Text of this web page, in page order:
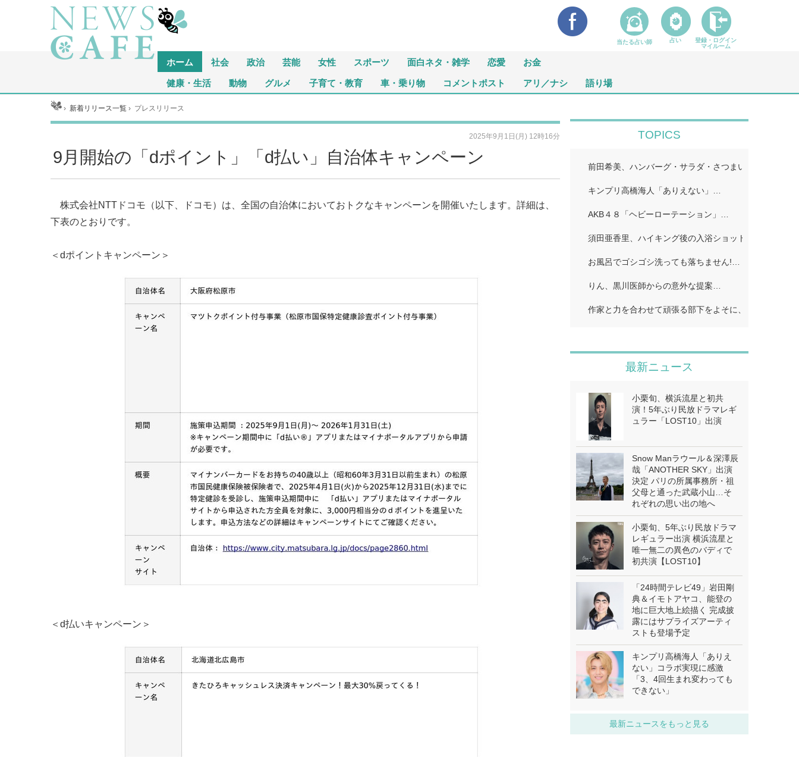
ホーム 社会 政治 芸能 女性 スポーツ 面白ネタ・雑学 恋愛 お金
健康・生活 動物 グルメ 子育て・教育 車・乗り物 コメントポスト アリ／ナシ 語り場
ホーム ›新着リリース一覧 › プレスリリース
9月開始の「dポイント」「d払い」自治体キャンペーン
2025年9月1日(月) 12時16分
株式会社NTTドコモ（以下、ドコモ）は、全国の自治体においておトクなキャンペーンを開催いたします。詳細は、
下表のとおりです。
＜dポイントキャンペーン＞
＜d払いキャンペーン＞
TOPICS
前田希美、ハンバーグ・サラダ・さつまいものカナッ
キンプリ高橋海人「ありえない」…
AKB４８「ヘビーローテーション」…
須田亜香里、ハイキング後の入浴ショット公開「ドキ
お風呂でゴシゴシ洗っても落ちません!…
りん、黒川医師からの意外な提案…
作家と力を合わせて頑張る部下をよそに、上司は陰で
最新ニュース
小栗旬、横浜流星と初共
演！5年ぶり民放ドラマレギ
ュラー「LOST10」出演
Snow Manラウール＆深澤辰
哉「ANOTHER SKY」出演
決定 パリの所属事務所・祖
父母と通った武蔵小山…そ
れぞれの思い出の地へ
小栗旬、5年ぶり民放ドラマ
レギュラー出演 横浜流星と
唯一無二の異色のバディで
初共演【LOST10】
「24時間テレビ49」岩田剛
典＆イモトアヤコ、能登の
地に巨大地上絵描く 完成披
露にはサプライズアーティ
ストも登場予定
キンプリ高橋海人「ありえ
ない」コラボ実現に感激
「3、4回生まれ変わっても
できない」
最新ニュースをもっと見る
当たる占い師 占い
登録・ログイン
マイルーム